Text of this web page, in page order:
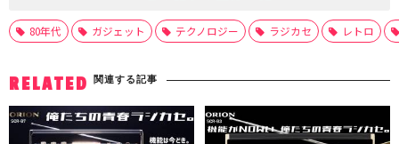
80年代 ガジェット テクノロジー ラジカセ レトロ
RELATED 関連する記事